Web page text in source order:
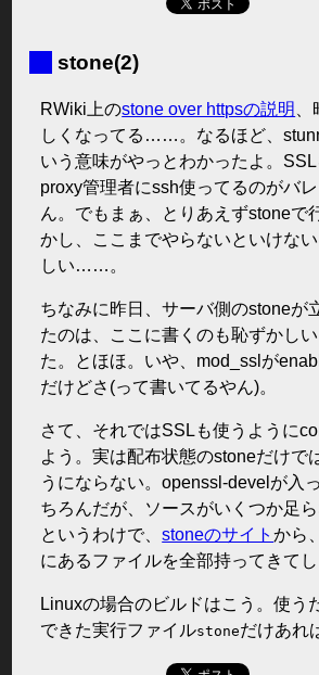
stone(2)
RWiki上のstone over httpsの説明
しくなってる……。なるほど、
いう意味がやっとわかったよ。SSL
proxy管理者にssh使ってるのがバ
ん。でもまぁ、とりあえずstoneで
かし、ここまでやらないといけな
しい……。
ちなみに昨日、サーバ側のstoneが
たのは、ここに書くのも恥ずかし
た。とほほ。いや、mod_sslが
だけどさ(って書いてるやん)。
さて、それではSSLも使うように
よう。実は配布状態のstoneだけで
うにならない。openssl-develが入
ちろんだが、ソースがいくつか足ら
というわけで、stoneのサイトから
にあるファイルを全部持ってきてし
Linuxの場合のビルドはこう。使う
できた実行ファイルstoneだけあれ